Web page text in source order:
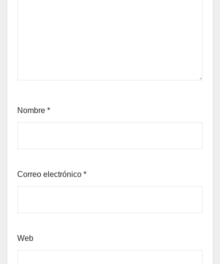
Nombre *
Correo electrónico *
Web